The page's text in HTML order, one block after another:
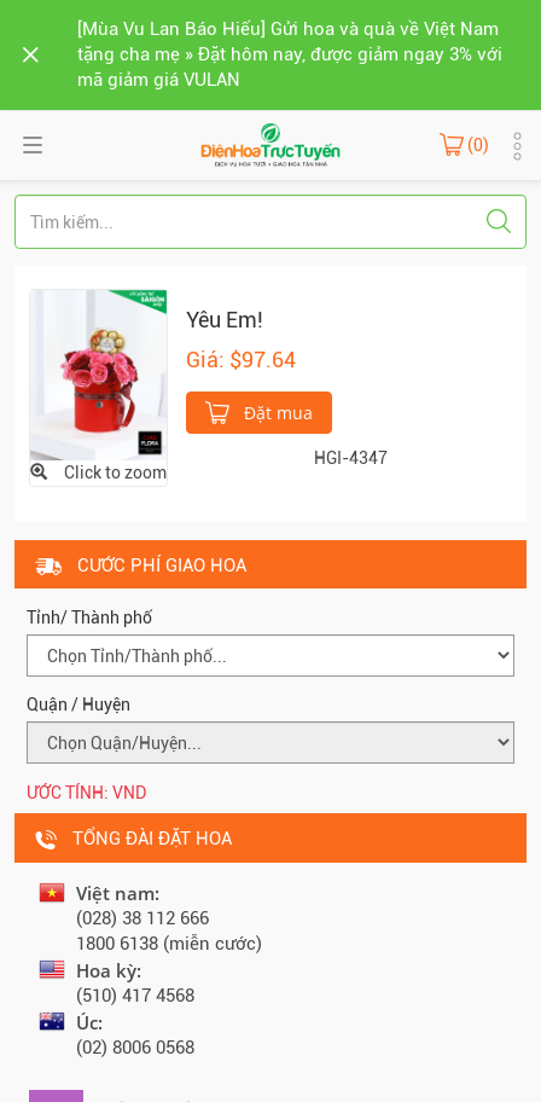
[Mùa Vu Lan Báo Hiếu] Gửi hoa và quà về Việt Nam
tặng cha mẹ » Đặt hôm nay, được giảm ngay 3% với
mã giảm giá VULAN
(0)
Click to zoom
Yêu Em!
Giá: $97.64
Đặt mua
HGI-4347
CƯỚC PHÍ GIAO HOA
Tỉnh/ Thành phố
Quận / Huyện
ƯỚC TÍNH: VND
TỔNG ĐÀI ĐẶT HOA
Việt nam:
(028) 38 112 666
1800 6138 (miễn cước)
Hoa kỳ:
(510) 417 4568
Úc:
(02) 8006 0568